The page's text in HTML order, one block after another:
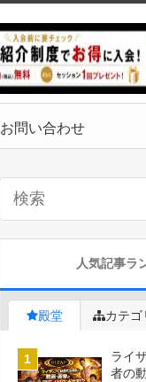
お問い合わせ
人気記事ラ
殿堂 カテゴ
ライ
者の